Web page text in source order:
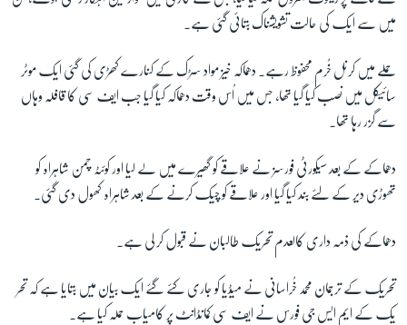
زبان
میں سے ایک کی حالت تشویشناک بتائی گئی ہے۔
حملے میں کرنل خُرم محفوظ رہے۔ دھماکہ خیز مواد سڑک کے کنارے کھڑی کی گئی ایک موٹر
سائیکل میں نصب کیا گیا تھا، جس میں اُس وقت دھماکہ کیا گیا جب ایف سی کا قافلہ وہاں
سے گزر رہا تھا۔
دھماکے کے بعد سیکورٹی فورسز نے علاقے کو گھیرے میں لے لیا اور کوئٹہ چمن شاہراہ کو
تھوڑی دیر کے لئے بند کیا گیا اور علاقے کو چیک کرنے کے بعد شاہراہ کھول دی گئی۔
دھماکے کی ذمہ داری کالعدم تحریک طالبان نے قبول کر لی ہے۔
تحریک کے ترجمان محمد خُراسانی نے میڈیا کو جاری کئے گئے ایک بیان میں بتایا ہے کہ تحر
یک کے ایم ایس جی فورس نے ایف سی کمانڈانٹ پر کامیاب حملہ کیا ہے۔